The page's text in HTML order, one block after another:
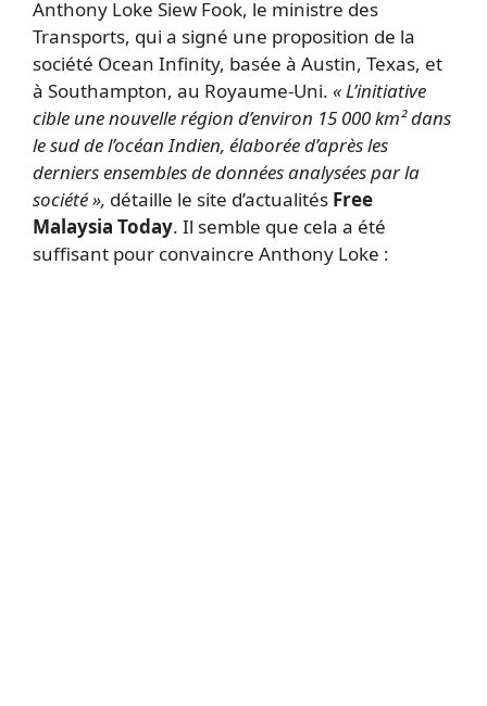
Anthony Loke Siew Fook, le ministre des
Transports, qui a signé une proposition de la
société Ocean Infinity, basée à Austin, Texas, et
à Southampton, au Royaume-Uni. « L’initiative
cible une nouvelle région d’environ 15 000 km² dans
le sud de l’océan Indien, élaborée d’après les
derniers ensembles de données analysées par la
société », détaille le site d’actualités Free
Malaysia Today. Il semble que cela a été
suffisant pour convaincre Anthony Loke :